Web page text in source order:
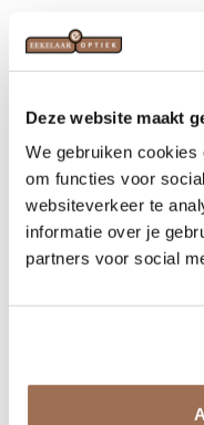
Deze website maakt
We gebruiken cookies
om functies voor
websiteverkeer te
informatie over je
partners voor social
Related